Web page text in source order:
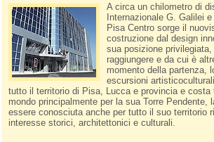
A circa un chilometro di
Internazionale G. Galilei
Pisa Centro sorge il
costruzione dal design
sua posizione
raggiungere e da cui è
momento della partenza,
escursioni
tutto il territorio di Pisa, Lucca e provincia e
mondo principalmente per la sua Torre Pendente,
essere conosciuta anche per tutto il suo territorio
interesse storici, architettonici e culturali.